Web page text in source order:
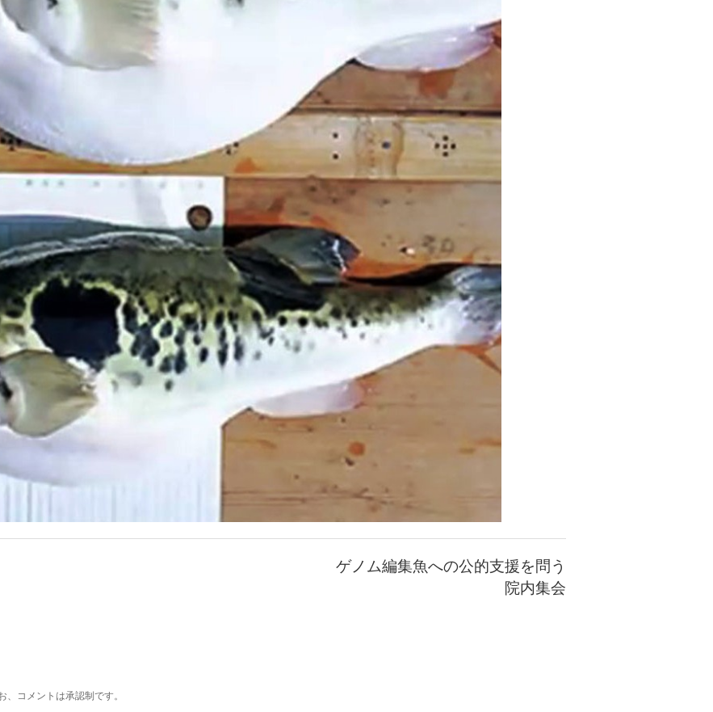
ゲノム編集魚への公的支援を問う
院内集会
コメントは承認制です。